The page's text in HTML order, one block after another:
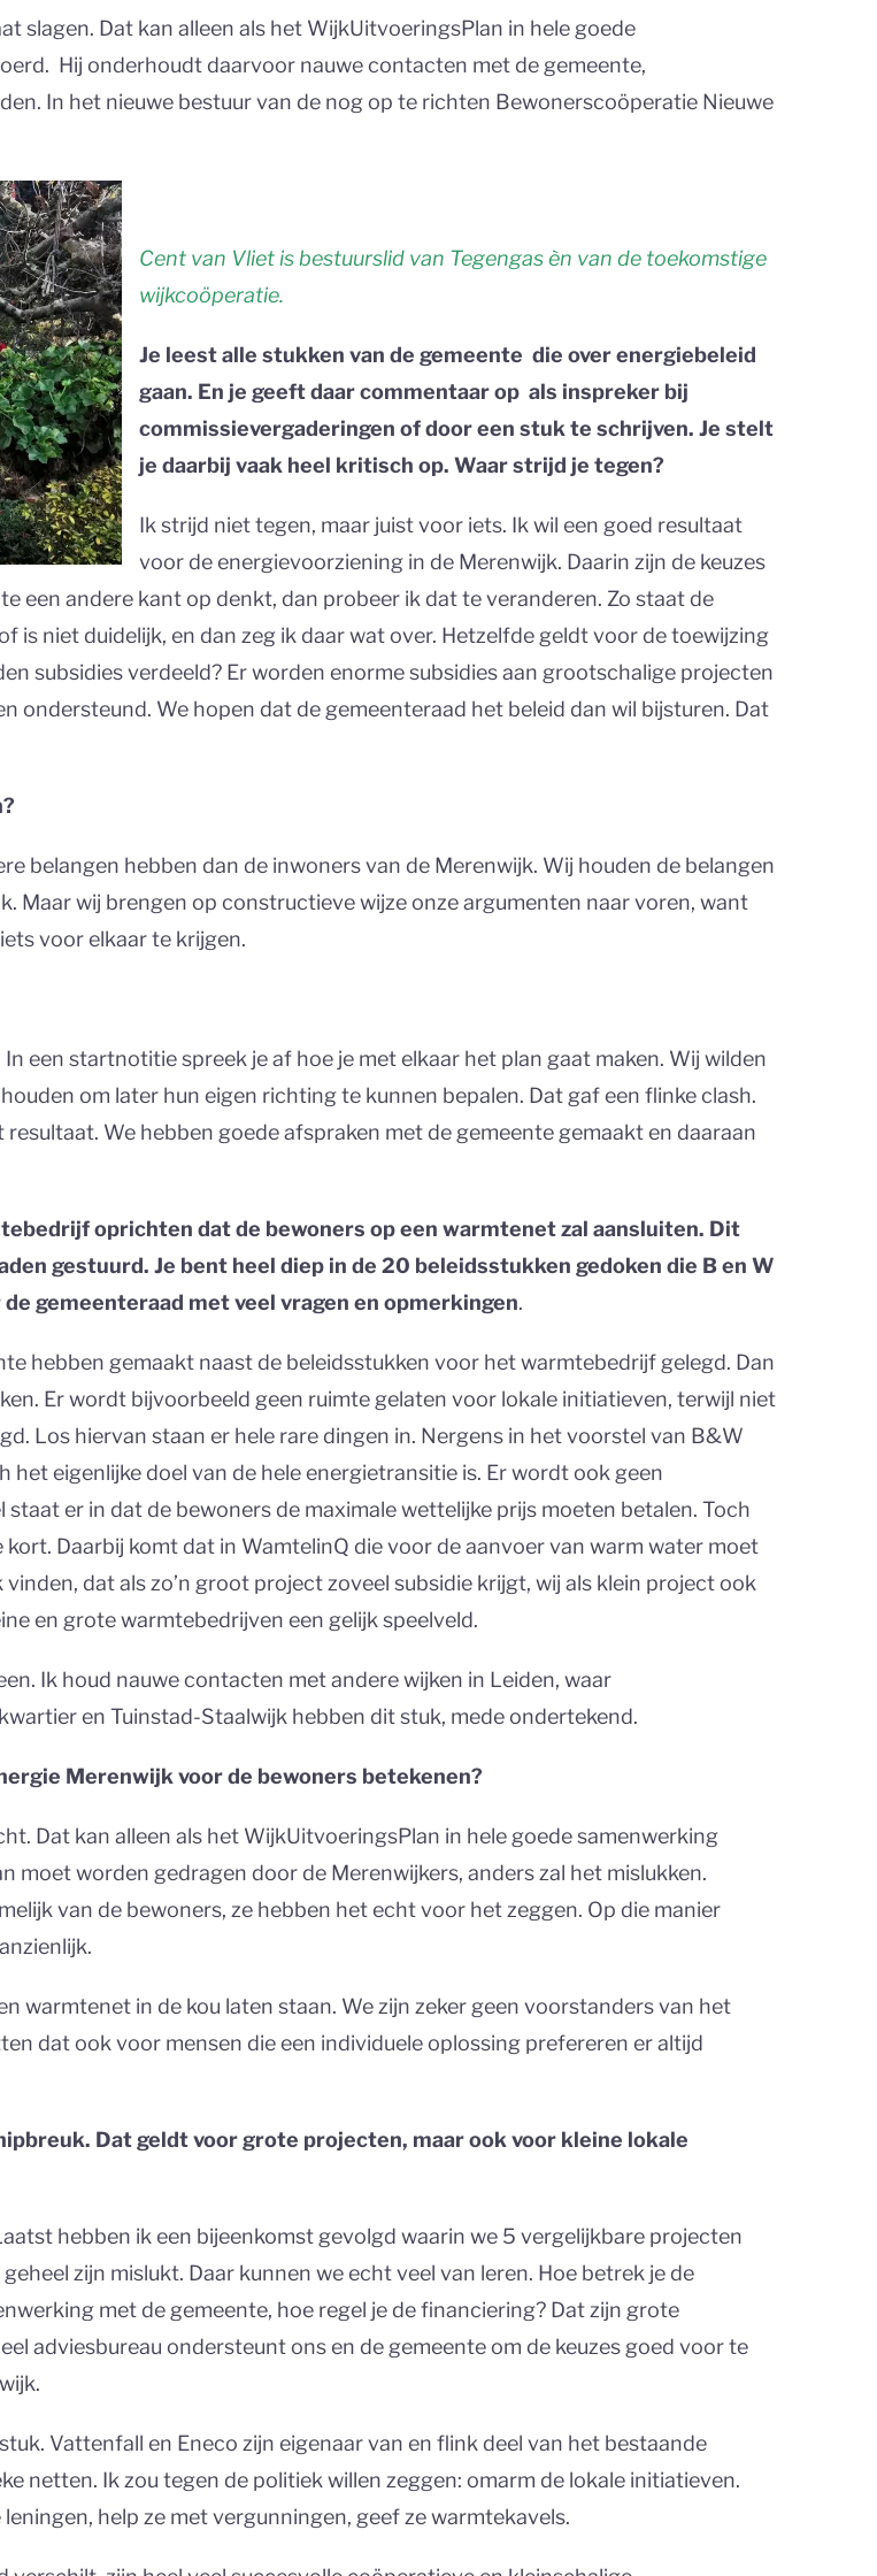
slagen. Dat kan alleen als het WijkUitvoeringsPlan in hele goede
Hij onderhoudt daarvoor nauwe contacten met de gemeente,
In het nieuwe bestuur van de nog op te richten Bewonerscoöperatie Nieuwe
Cent van Vliet is bestuurslid van Tegengas èn van de toekomstige
wijkcoöperatie.
Je leest alle stukken van de gemeente die over energiebeleid
gaan. En je geeft daar commentaar op als inspreker bij
commissievergaderingen of door een stuk te schrijven. Je stelt
je daarbij vaak heel kritisch op. Waar strijd je tegen?
Ik strijd niet tegen, maar juist voor iets. Ik wil een goed resultaat
voor de energievoorziening in de Merenwijk. Daarin zijn de keuzes
een andere kant op denkt, dan probeer ik dat te veranderen. Zo staat de
is niet duidelijk, en dan zeg ik daar wat over. Hetzelfde geldt voor de toewijzing
subsidies verdeeld? Er worden enorme subsidies aan grootschalige projecten
ondersteund. We hopen dat de gemeenteraad het beleid dan wil bijsturen. Dat
belangen hebben dan de inwoners van de Merenwijk. Wij houden de belangen
Maar wij brengen op constructieve wijze onze argumenten naar voren, want
voor elkaar te krijgen.
een startnotitie spreek je af hoe je met elkaar het plan gaat maken. Wij wilden
om later hun eigen richting te kunnen bepalen. Dat gaf een flinke clash.
We hebben goede afspraken met de gemeente gemaakt en daaraan
oprichten dat de bewoners op een warmtenet zal aansluiten. Dit
gestuurd. Je bent heel diep in de 20 beleidsstukken gedoken die B en W
gemeenteraad met veel vragen en opmerkingen.
hebben gemaakt naast de beleidsstukken voor het warmtebedrijf gelegd. Dan
Er wordt bijvoorbeeld geen ruimte gelaten voor lokale initiatieven, terwijl niet
Los hiervan staan er hele rare dingen in. Nergens in het voorstel van B&W
eigenlijke doel van de hele energietransitie is. Er wordt ook geen
er in dat de bewoners de maximale wettelijke prijs moeten betalen. Toch
Daarbij komt dat in WamtelinQ die voor de aanvoer van warm water moet
dat als zo’n groot project zoveel subsidie krijgt, wij als klein project ook
en grote warmtebedrijven een gelijk speelveld.
Ik houd nauwe contacten met andere wijken in Leiden, waar
en Tuinstad-Staalwijk hebben dit stuk, mede ondertekend.
Merenwijk voor de bewoners betekenen?
Dat kan alleen als het WijkUitvoeringsPlan in hele goede samenwerking
worden gedragen door de Merenwijkers, anders zal het mislukken.
van de bewoners, ze hebben het echt voor het zeggen. Op die manier
warmtenet in de kou laten staan. We zijn zeker geen voorstanders van het
dat ook voor mensen die een individuele oplossing prefereren er altijd
Dat geldt voor grote projecten, maar ook voor kleine lokale
hebben ik een bijeenkomst gevolgd waarin we 5 vergelijkbare projecten
zijn mislukt. Daar kunnen we echt veel van leren. Hoe betrek je de
met de gemeente, hoe regel je de financiering? Dat zijn grote
adviesbureau ondersteunt ons en de gemeente om de keuzes goed voor te
Vattenfall en Eneco zijn eigenaar van en flink deel van het bestaande
netten. Ik zou tegen de politiek willen zeggen: omarm de lokale initiatieven.
help ze met vergunningen, geef ze warmtekavels.